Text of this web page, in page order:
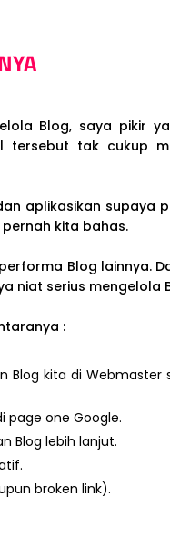
Blog, saya pikir
tersebut tak cukup
aplikasikan supaya
kita bahas.
Blog lainnya.
niat serius mengelola
:
Blog kita di Webmaster
page one Google.
Blog lebih lanjut.
broken link).